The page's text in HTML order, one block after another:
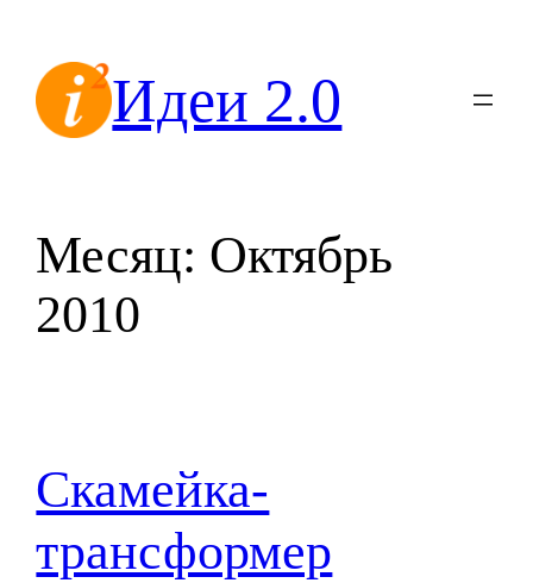
содержимомуИдеи 2.0
Месяц: Октябрь
2010
Скамейка-
трансформер